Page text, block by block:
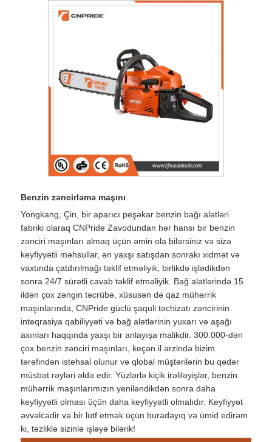
Benzin zəncirləmə maşını
Yongkang, Çin, bir aparıcı peşəkar benzin bağı alətləri
fabriki olaraq CNPride Zavodundan hər hansı bir benzin
zənciri maşınları almaq üçün əmin ola bilərsiniz və sizə
keyfiyyətli məhsullar, ən yaxşı satışdan sonrakı xidmət və
vaxtında çatdırılmağı təklif etməliyik, birlikdə işlədikdən
sonra 24/7 sürətli cavab təklif etməliyik. Bağ alətlərində 15
ildən çox zəngin təcrübə, xüsusən də qaz mühərrik
maşınlarında, CNPride güclü şaquli təchizatı zəncirinin
inteqrasiya qabiliyyəti və bağ alətlərinin yuxarı və aşağı
axınları haqqında yaxşı bir anlayışa malikdir. 300.000-dən
çox benzin zənciri maşınları, keçən il ərzində bizim
tərəfindən istehsal olunur və qlobal müştərilərin bu qədər
müsbət rəyləri əldə edir. Yüzlərlə kiçik irəliləyişlər, benzin
mühərrik maşınlarımızın yeniləndikdən sonra daha
keyfiyyətli olması üçün daha keyfiyyətli olmalıdır. Keyfiyyət
əvvəlcədir və bir lütf etmək üçün buradayıq və ümid edirəm
ki, tezliklə sizinlə işləyə bilərik!